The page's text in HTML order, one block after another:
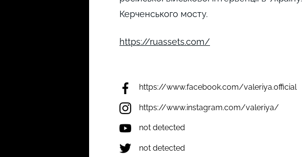
Керченського мосту.
https://ruassets.com/
https://www.facebook.com/valeriya.official
https://www.instagram.com/valeriya/
not detected
not detected